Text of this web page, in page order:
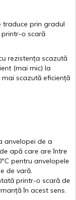
traduce prin gradul
printr-o scară
rezistența scazută
(mai mic) la
mai scazută eficiență
anvelopei de a
de apă care areîntre
pentru anvelopele
de vară.
printr-o scară de
în acest sens.